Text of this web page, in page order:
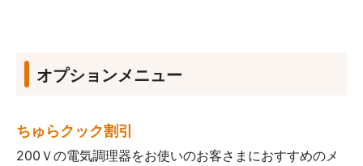
オプションメニュー
ちゅらクック割引
200Ｖの電気調理器をお使いのお客さまにおすすめのメ